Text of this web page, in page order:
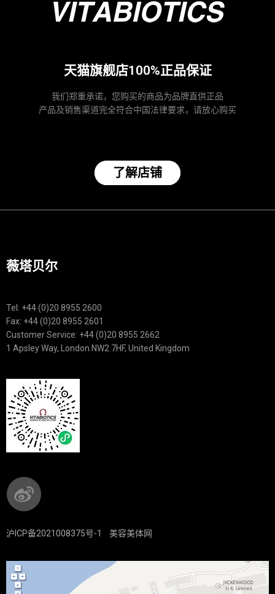
天猫旗舰店100%正品保证
我们郑重承诺，您购买的商品为品牌直供正品
产品及销售渠道完全符合中国法律要求，请放心购买
了解店铺
薇塔贝尔
Tel: +44 (0)20 8955 2600
Fax: +44 (0)20 8955 2601
Customer Service: +44 (0)20 8955 2662
1 Apsley Way, London NW2 7HF, United Kingdom
沪ICP备2021008375号-1 美容美体网